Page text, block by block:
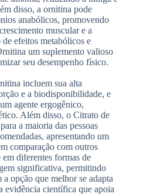
disso, a ornitina pode
anabólicos, promovendo
muscular e a
efeitos metabólicos e
um suplemento valioso
seu desempenho físico.
incluem sua alta
e a biodisponibilidade, e
agente ergogênico,
Além disso, o Citrato de
a maioria das pessoas
apresentando um
comparação com outros
diferentes formas de
significativa, permitindo
opção que melhor se adapta
evidência científica que apoia